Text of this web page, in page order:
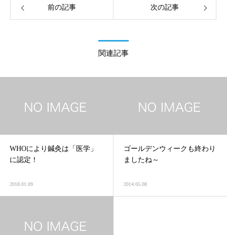
前の記事 次の記事
関連記事
WHOにより鍼灸は「医学」
に認定！
2018.01.09
ゴールデンウィークも終わり
ましたね～
2014.05.08